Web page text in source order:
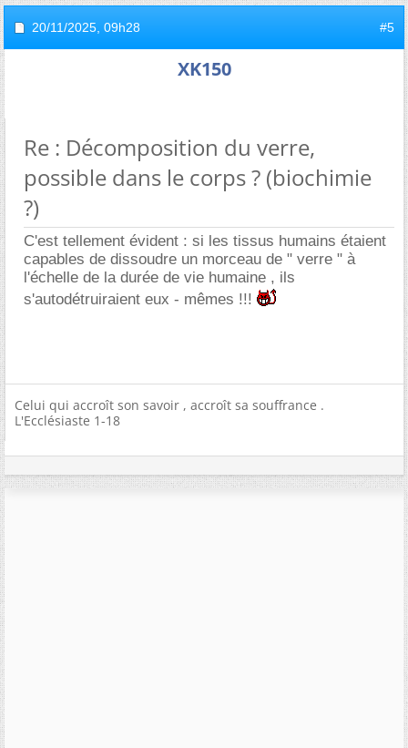
20/11/2025, 09h28 #5
XK150
Re : Décomposition du verre,
possible dans le corps ? (biochimie
?)
C'est tellement évident : si les tissus humains étaient
capables de dissoudre un morceau de " verre " à
l'échelle de la durée de vie humaine , ils
s'autodétruiraient eux - mêmes !!!
Celui qui accroît son savoir , accroît sa souffrance .
L'Ecclésiaste 1-18